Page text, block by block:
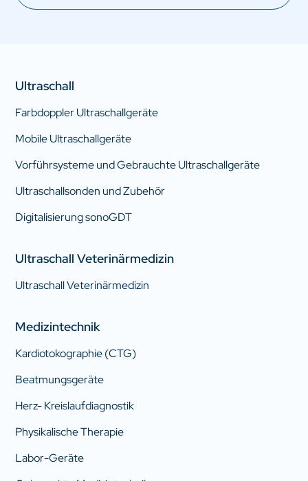
Ultraschall
Farbdoppler Ultraschallgeräte
Mobile Ultraschallgeräte
Vorführsysteme und Gebrauchte Ultraschallgeräte
Ultraschallsonden und Zubehör
Digitalisierung sonoGDT
Ultraschall Veterinärmedizin
Ultraschall Veterinärmedizin
Medizintechnik
Kardiotokographie (CTG)
Beatmungsgeräte
Herz- Kreislaufdiagnostik
Physikalische Therapie
Labor-Geräte